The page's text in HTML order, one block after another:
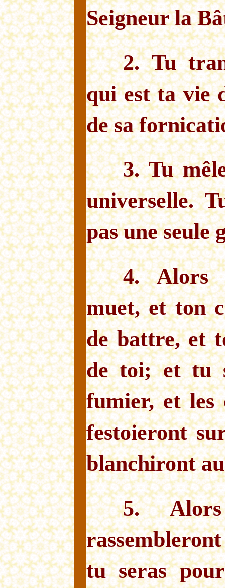
Seigneur la
2. Tu
qui est ta vie
de sa
3. Tu
universelle.
pas une seule
4. Alors
muet, et ton c
de battre, et
de toi; et tu
fumier, et les
festoieront
blanchiront
5.
tu seras